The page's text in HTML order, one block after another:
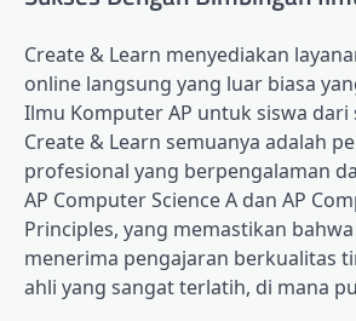
Create & Learn menyediakan
online langsung yang luar biasa
Ilmu Komputer AP untuk siswa dari
Create & Learn semuanya adalah
profesional yang berpengalaman
AP Computer Science A dan AP
Principles, yang memastikan
menerima pengajaran berkualitas
ahli yang sangat terlatih, di mana